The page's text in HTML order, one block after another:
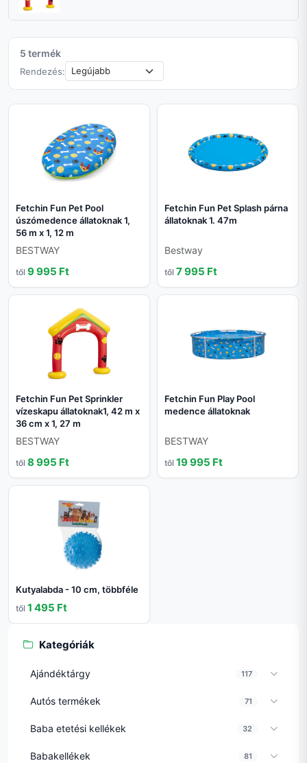
5 termék
Rendezés:
Fetchin Fun Pet Pool
úszómedence állatoknak 1,
56 m x 1, 12 m
BESTWAY
től 9 995 Ft
Fetchin Fun Pet Splash párna
állatoknak 1. 47m
Bestway
től 7 995 Ft
Fetchin Fun Pet Sprinkler
vízeskapu állatoknak1, 42 m x
36 cm x 1, 27 m
BESTWAY
től 8 995 Ft
Fetchin Fun Play Pool
medence állatoknak
BESTWAY
től 19 995 Ft
Kutyalabda - 10 cm, többféle
től 1 495 Ft
Kategóriák
Ajándéktárgy 117
Autós termékek 71
Baba etetési kellékek 32
Babakellékek 81